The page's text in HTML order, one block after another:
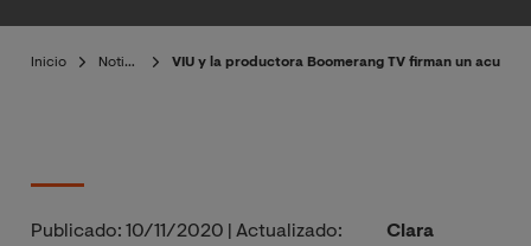
Inicio Noticias VIU y la productora Boomerang TV firman un
Publicado: 10/11/2020
Actualizado:
Clara